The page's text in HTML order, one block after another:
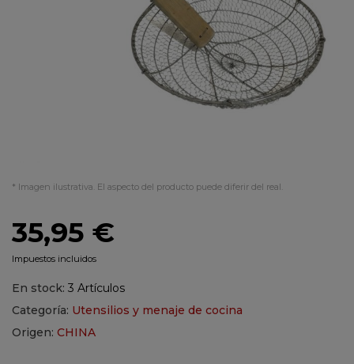
* Imagen ilustrativa. El aspecto del producto puede diferir del real.
35,95 €
Impuestos incluidos
En stock: 3 Artículos
Categoría: Utensilios y menaje de cocina
Origen: CHINA